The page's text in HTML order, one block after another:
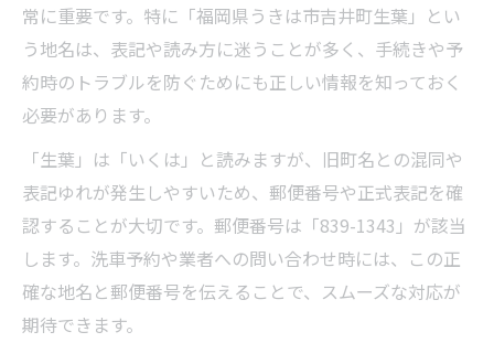
常に重要です。特に「福岡県うきは市吉井町生葉」とい
う地名は、表記や読み方に迷うことが多く、手続きや予
約時のトラブルを防ぐためにも正しい情報を知っておく
必要があります。
「生葉」は「いくは」と読みますが、旧町名との混同や
表記ゆれが発生しやすいため、郵便番号や正式表記を確
認することが大切です。郵便番号は「839-1343」が該当
します。洗車予約や業者への問い合わせ時には、この正
確な地名と郵便番号を伝えることで、スムーズな対応が
期待できます。